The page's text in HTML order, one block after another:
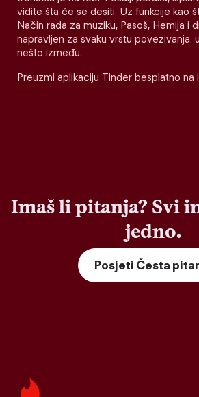
vidite šta će se desiti. Uz funkcije kao
Način rada za muziku, Pasoš, Hemija i
napravljen za svaku vrstu povezivanja:
nešto između.
Preuzmi aplikaciju Tinder besplatno na
Imaš li pitanja? Svi
jedno.
Posjeti Česta